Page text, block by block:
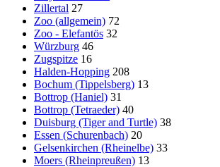
Zillertal 27
Zoo (allgemein) 72
Zoo - Elefantös 32
Würzburg 46
Zugspitze 16
Halden-Hopping 208
Bochum (Tippelsberg) 13
Bottrop (Haniel) 31
Bottrop (Tetraeder) 40
Duisburg (Tiger and Turtle) 38
Essen (Schurenbach) 20
Gelsenkirchen (Rheinelbe) 33
Moers (Rheinpreußen) 13